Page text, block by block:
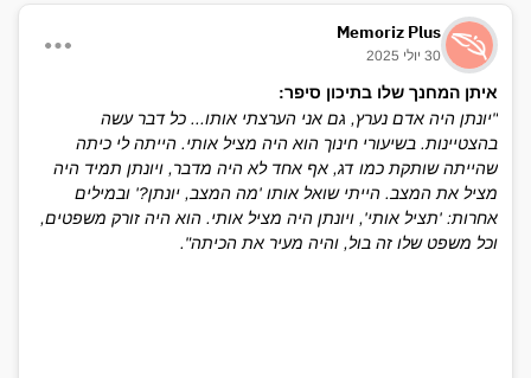
Memoriz Plus
30 יולי 2025
איתן המחנך שלו בתיכון סיפר:
"יונתן היה אדם נערץ, גם אני הערצתי אותו... כל דבר עשה
בהצטיינות. בשיעורי חינוך הוא היה מציל אותי. הייתה לי כיתה
שהייתה שותקת כמו דג, אף אחד לא היה מדבר, ויונתן תמיד היה
מציל את המצב. הייתי שואל אותו 'מה המצב, יונתן?' ובמילים
אחרות: 'תציל אותי', ויונתן היה מציל אותי. הוא היה זורק משפטים,
וכל משפט שלו זה בול, והיה מעיר את הכיתה".